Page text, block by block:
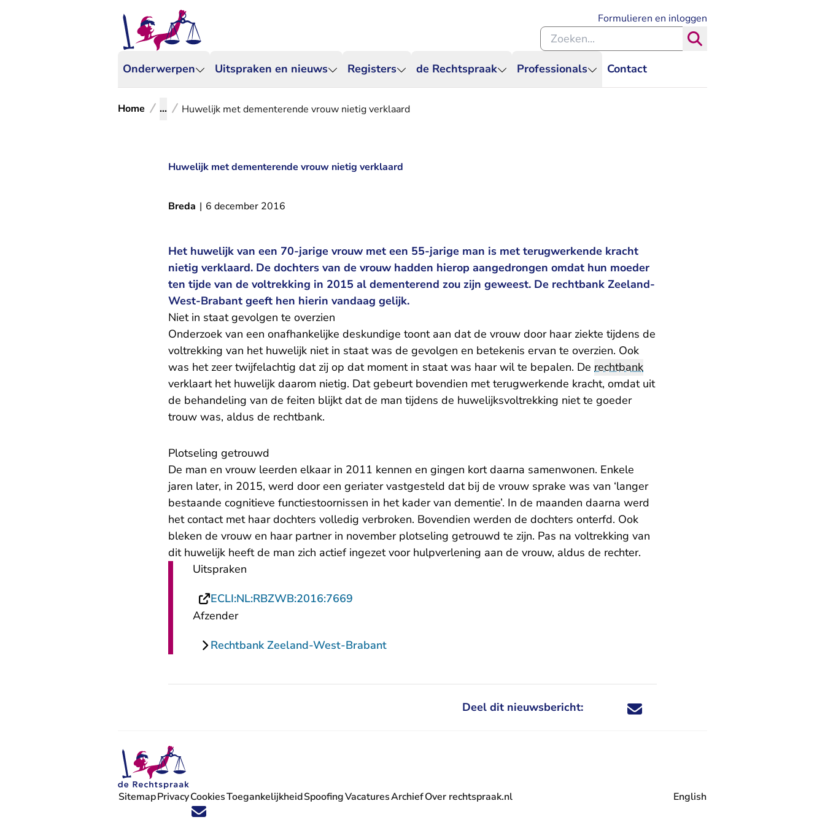
Onderwerpen Uitspraken en nieuws Registers de Rechtspraak Professionals Contact
Formulieren en inloggen
Zoeken binnen de Rechtspraak
Home ... Huwelijk met dementerende vrouw nietig verklaard
Huwelijk met dementerende vrouw nietig verklaard
Breda | 6 december 2016
Het huwelijk van een 70-jarige vrouw met een 55-jarige man is met terugwerkende kracht
nietig verklaard. De dochters van de vrouw hadden hierop aangedrongen omdat hun moeder
ten tijde van de voltrekking in 2015 al dementerend zou zijn geweest. De rechtbank Zeeland-
West-Brabant geeft hen hierin vandaag gelijk.
Niet in staat gevolgen te overzien
Onderzoek van een onafhankelijke deskundige toont aan dat de vrouw door haar ziekte tijdens de
voltrekking van het huwelijk niet in staat was de gevolgen en betekenis ervan te overzien. Ook
was het zeer twijfelachtig dat zij op dat moment in staat was haar wil te bepalen. De rechtbank
verklaart het huwelijk daarom nietig. Dat gebeurt bovendien met terugwerkende kracht, omdat uit
de behandeling van de feiten blijkt dat de man tijdens de huwelijksvoltrekking niet te goeder
trouw was, aldus de rechtbank.
Plotseling getrouwd
De man en vrouw leerden elkaar in 2011 kennen en gingen kort daarna samenwonen. Enkele
jaren later, in 2015, werd door een geriater vastgesteld dat bij de vrouw sprake was van ‘langer
bestaande cognitieve functiestoornissen in het kader van dementie’. In de maanden daarna werd
het contact met haar dochters volledig verbroken. Bovendien werden de dochters onterfd. Ook
bleken de vrouw en haar partner in november plotseling getrouwd te zijn. Pas na voltrekking van
dit huwelijk heeft de man zich actief ingezet voor hulpverlening aan de vrouw, aldus de rechter.
Uitspraken
ECLI:NL:RBZWB:2016:7669
Afzender
Rechtbank Zeeland-West-Brabant
Deel dit nieuwsbericht: Deel dit nieuwsbericht via X - U verlaat
Deel dit nieuwsbericht via Facebook - U
Deel dit nieuwsbericht via e-mail
Deel dit nieuwsbericht via LinkedIn - U
Volg ons op X (Twitter) - U verlaat Rechtspraak.nl
Volg ons op Facebook - U verlaat Rechtspraak.nl
Volg ons op Instagram - U verlaat Rechtspraak.nl
Volg ons op Youtube - U verlaat Rechtspraak.nl
Volg ons op LinkedIn - U verlaat Rechtspraak.nl
'Blijf op de hoogte' nieuwsbrief - U verlaat Rechtspraak.nl
SitemapPrivacyCookiesToegankelijkheidSpoofingVacatures
- U verlaat Rechtspraak.nl
ArchiefOver rechtspraak.nl English